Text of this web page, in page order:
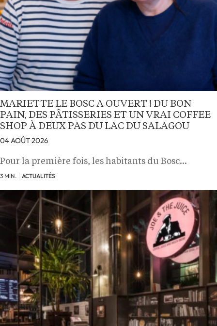
MARIETTE LE BOSC A OUVERT ! DU BON
PAIN, DES PÂTISSERIES ET UN VRAI COFFEE
SHOP À DEUX PAS DU LAC DU SALAGOU
04 AOÛT 2026
Pour la première fois, les habitants du Bosc…
3 MIN. ACTUALITÉS